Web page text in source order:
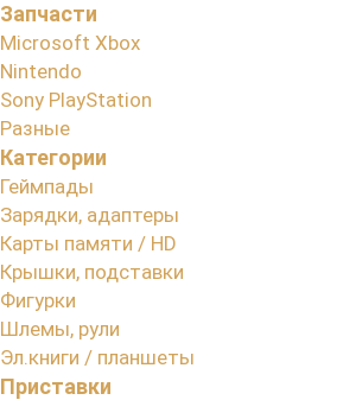
Запчасти
Microsoft Xbox
Nintendo
Sony PlayStation
Разные
Категории
Геймпады
Зарядки, адаптеры
Карты памяти / HD
Крышки, подставки
Фигурки
Шлемы, рули
Эл.книги / планшеты
Приставки